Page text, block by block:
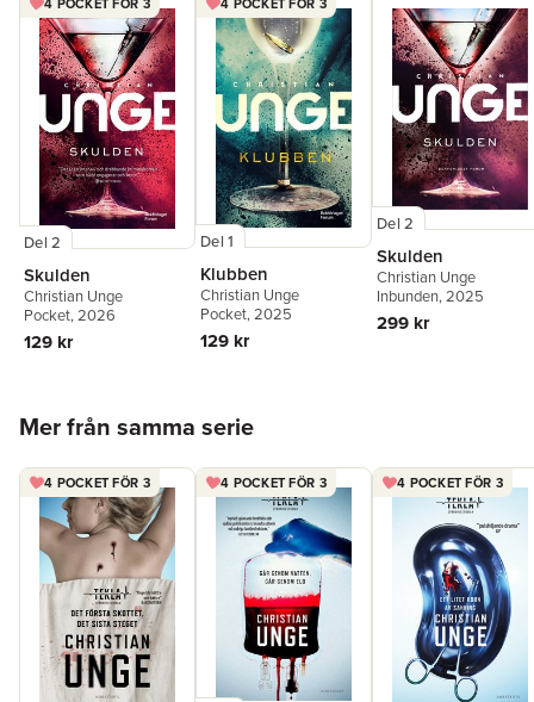
Del 2
Skulden
Christian Unge
Pocket, 2026
129 kr
Del 1
Klubben
Christian Unge
Pocket, 2025
129 kr
Del 2
Skulden
Christian Unge
Inbunden, 2025
299 kr
Mer från samma serie
4 POCKET FÖR 3 4 POCKET FÖR 3 4 POCKET FÖR 3